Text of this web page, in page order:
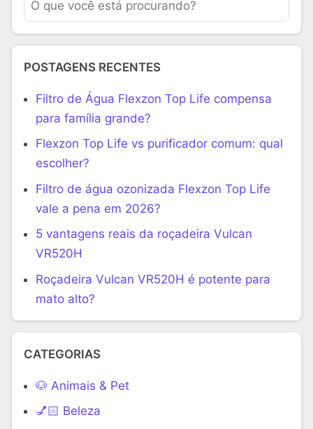
POSTAGENS RECENTES
Filtro de Água Flexzon Top Life compensa
para família grande?
Flexzon Top Life vs purificador comum: qual
escolher?
Filtro de água ozonizada Flexzon Top Life
vale a pena em 2026?
5 vantagens reais da roçadeira Vulcan
VR520H
Roçadeira Vulcan VR520H é potente para
mato alto?
CATEGORIAS
🐶 Animais & Pet
💅🏻 Beleza